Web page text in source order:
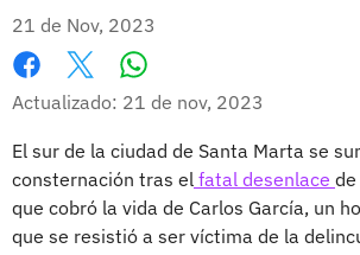
21 de Nov, 2023
Facebook
X
Actualizado: 21 de nov, 2023
El sur de la ciudad de Santa Marta se
consternación tras el fatal desenlace
que cobró la vida de Carlos García, un
que se resistió a ser víctima de la